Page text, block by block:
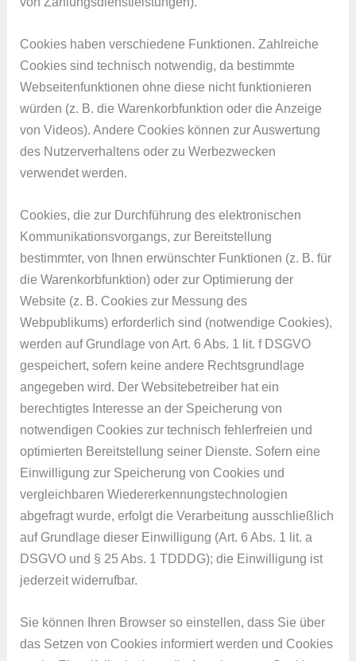
Cookies haben verschiedene Funktionen. Zahlreiche
Cookies sind technisch notwendig, da bestimmte
Webseitenfunktionen ohne diese nicht funktionieren
würden (z. B. die Warenkorbfunktion oder die Anzeige
von Videos). Andere Cookies können zur Auswertung
des Nutzerverhaltens oder zu Werbezwecken
verwendet werden.
Cookies, die zur Durchführung des elektronischen
Kommunikationsvorgangs, zur Bereitstellung
bestimmter, von Ihnen erwünschter Funktionen (z. B. für
die Warenkorbfunktion) oder zur Optimierung der
Website (z. B. Cookies zur Messung des
Webpublikums) erforderlich sind (notwendige Cookies),
werden auf Grundlage von Art. 6 Abs. 1 lit. f DSGVO
gespeichert, sofern keine andere Rechtsgrundlage
angegeben wird. Der Websitebetreiber hat ein
berechtigtes Interesse an der Speicherung von
notwendigen Cookies zur technisch fehlerfreien und
optimierten Bereitstellung seiner Dienste. Sofern eine
Einwilligung zur Speicherung von Cookies und
vergleichbaren Wiedererkennungstechnologien
abgefragt wurde, erfolgt die Verarbeitung ausschließlich
auf Grundlage dieser Einwilligung (Art. 6 Abs. 1 lit. a
DSGVO und § 25 Abs. 1 TDDDG); die Einwilligung ist
jederzeit widerrufbar.
Sie können Ihren Browser so einstellen, dass Sie über
das Setzen von Cookies informiert werden und Cookies